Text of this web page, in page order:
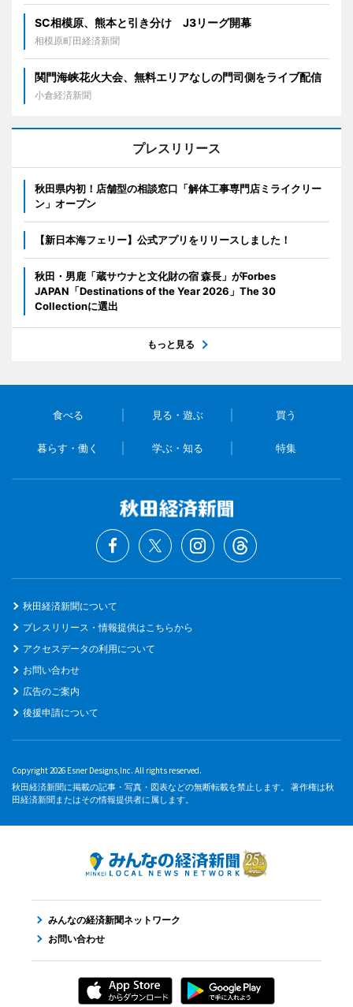
SC相模原、熊本と引き分け J3リーグ開幕
相模原町田経済新聞
関門海峡花火大会、無料エリアなしの門司側をライブ配信
小倉経済新聞
プレスリリース
秋田県内初！店舗型の相談窓口「解体工事専門店ミライクリー
ン」オープン
【新日本海フェリー】公式アプリをリリースしました！
秋田・男鹿「蔵サウナと文化財の宿 森長」がForbes
JAPAN「Destinations of the Year 2026」The 30
Collectionに選出
もっと見る
食べる 見る・遊ぶ 買う
暮らす・働く 学ぶ・知る 特集
秋田経済新聞について
プレスリリース・情報提供はこちらから
アクセスデータの利用について
お問い合わせ
広告のご案内
後援申請について
Copyright 2026 Esner Designs,Inc. All rights reserved.
秋田経済新聞に掲載の記事・写真・図表などの無断転載を禁止します。 著作権は秋
田経済新聞またはその情報提供者に属します。
みんなの経済新聞ネットワーク
お問い合わせ